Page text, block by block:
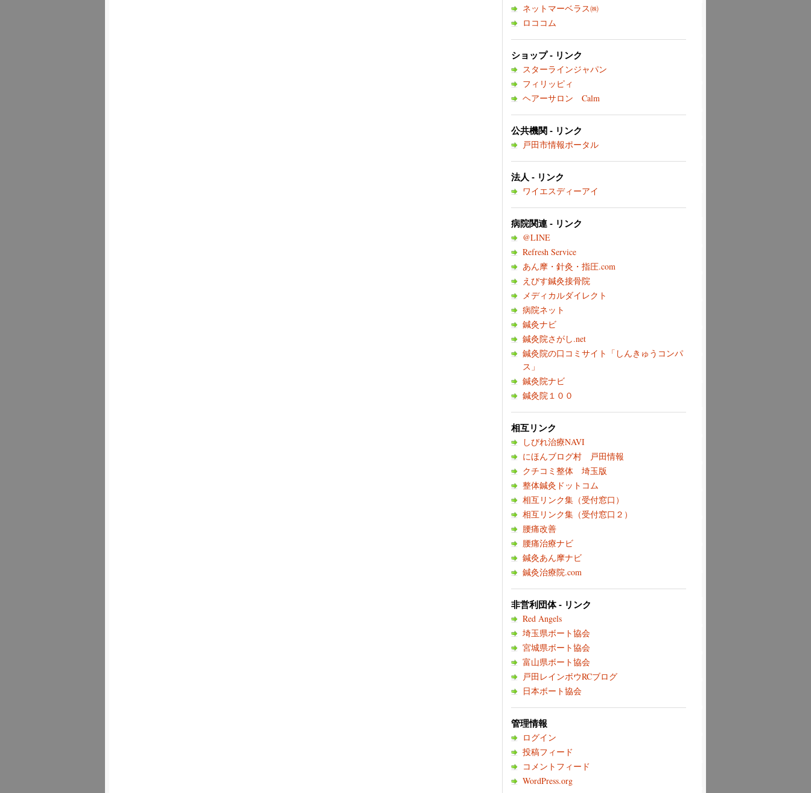
ネットマーベラス㈱
ロココム
ショップ - リンク
スターラインジャパン
フィリッピィ
ヘアーサロン Calm
公共機関 - リンク
戸田市情報ポータル
法人 - リンク
ワイエスディーアイ
病院関連 - リンク
@LINE
Refresh Service
あん摩・針灸・指圧.com
えびす鍼灸接骨院
メディカルダイレクト
病院ネット
鍼灸ナビ
鍼灸院さがし.net
鍼灸院の口コミサイト「しんきゅうコンパ
ス」
鍼灸院ナビ
鍼灸院１００
相互リンク
しびれ治療NAVI
にほんブログ村 戸田情報
クチコミ整体 埼玉版
整体鍼灸ドットコム
相互リンク集（受付窓口）
相互リンク集（受付窓口２）
腰痛改善
腰痛治療ナビ
鍼灸あん摩ナビ
鍼灸治療院.com
非営利団体 - リンク
Red Angels
埼玉県ボート協会
宮城県ボート協会
富山県ボート協会
戸田レインボウRCブログ
日本ボート協会
管理情報
ログイン
投稿フィード
コメントフィード
WordPress.org